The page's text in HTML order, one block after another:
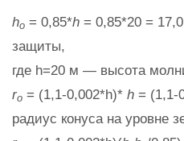
ho = 0,85*h = 0,85*20 =
защиты,
где h=20 м — высота
ro = (1,1-0,002*h)* h = (1,1-
радиус конуса на уровне